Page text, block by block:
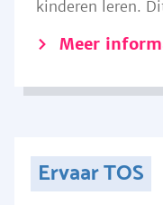
kinderen leren.
Meer
Ervaar TOS